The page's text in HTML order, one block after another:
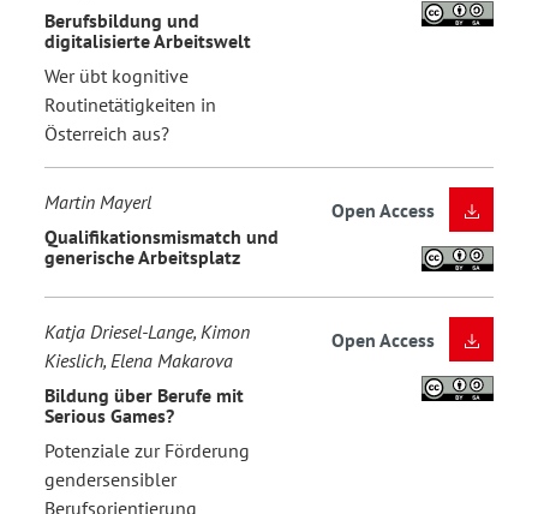
Berufsbildung und
digitalisierte Arbeitswelt
Wer übt kognitive
Routinetätigkeiten in
Österreich aus?
Martin Mayerl
Qualifikationsmismatch und
generische Arbeitsplatz
Open Access
Katja Driesel-Lange, Kimon
Kieslich, Elena Makarova
Bildung über Berufe mit
Serious Games?
Potenziale zur Förderung
gendersensibler
Berufsorientierung
Open Access